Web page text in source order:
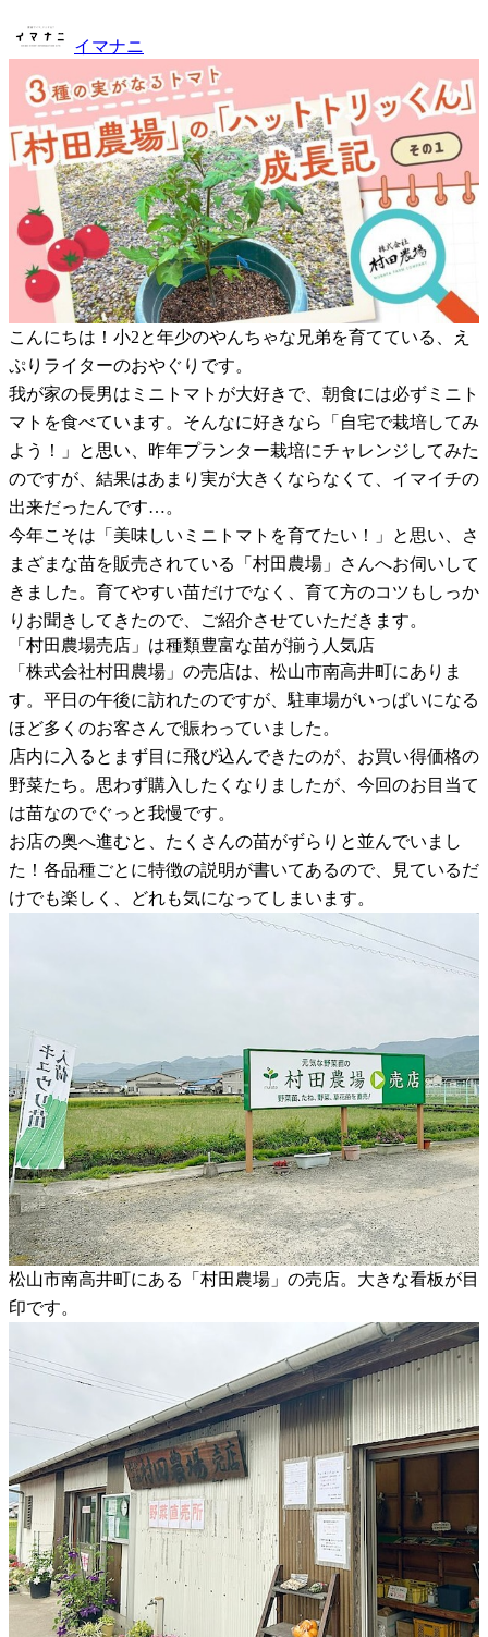
イマナニ
こんにちは！小2と年少のやんちゃな兄弟を育てている、え
ぷりライターのおやぐりです。
我が家の長男はミニトマトが大好きで、朝食には必ずミニト
マトを食べています。そんなに好きなら「自宅で栽培してみ
よう！」と思い、昨年プランター栽培にチャレンジしてみた
のですが、結果はあまり実が大きくならなくて、イマイチの
出来だったんです…。
今年こそは「美味しいミニトマトを育てたい！」と思い、さ
まざまな苗を販売されている「村田農場」さんへお伺いして
きました。育てやすい苗だけでなく、育て方のコツもしっか
りお聞きしてきたので、ご紹介させていただきます。
「村田農場売店」は種類豊富な苗が揃う人気店
「株式会社村田農場」の売店は、松山市南高井町にありま
す。平日の午後に訪れたのですが、駐車場がいっぱいになる
ほど多くのお客さんで賑わっていました。
店内に入るとまず目に飛び込んできたのが、お買い得価格の
野菜たち。思わず購入したくなりましたが、今回のお目当て
は苗なのでぐっと我慢です。
お店の奥へ進むと、たくさんの苗がずらりと並んでいまし
た！各品種ごとに特徴の説明が書いてあるので、見ているだ
けでも楽しく、どれも気になってしまいます。
松山市南高井町にある「村田農場」の売店。大きな看板が目
印です。